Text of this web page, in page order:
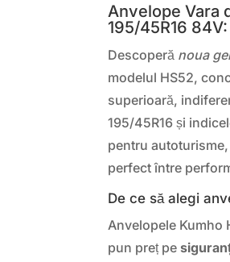
Anvelope Vara
195/45R16
Descoperă noua
modelul HS52,
superioară,
195/45R16 și
pentru
perfect între
De ce să alegi
Anvelopele Kumho
pun preț pe